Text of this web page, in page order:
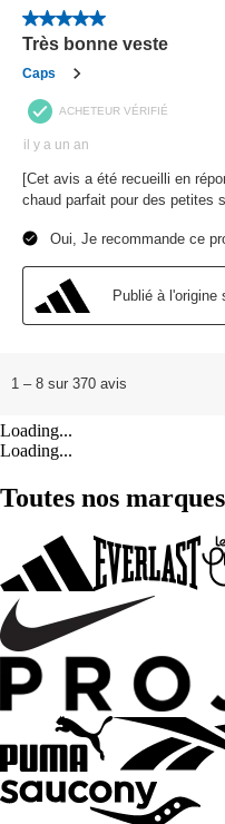
Loading...
Loading...
Toutes nos marques